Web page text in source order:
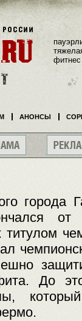
города
от
До
фитнес
АНОНСЫ